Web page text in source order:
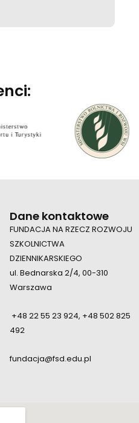
Dane kontaktowe
FUNDACJA NA RZECZ ROZWOJU
SZKOLNICTWA
DZIENNIKARSKIEGO
ul. Bednarska 2/4, 00-310
Warszawa
+48 22 55 23 924, +48 502 825
492
fundacja@fsd.edu.pl